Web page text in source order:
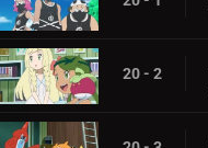
20 - 2